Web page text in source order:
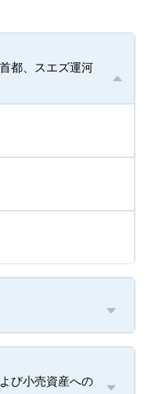
都、スエズ運河
び小売資産への